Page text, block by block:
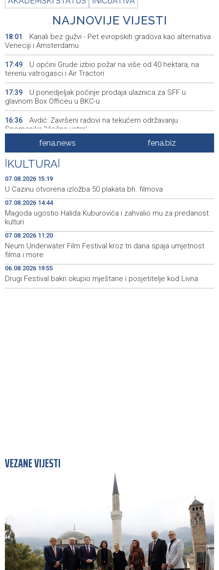
NAJNOVIJE VIJESTI
18:01
Kanali bez gužvi - Pet evropskih gradova kao alternativa
Veneciji i Amsterdamu
17:49
U općini Grude izbio požar na više od 40 hektara, na
terenu vatrogasci i Air Tractori
17:39
U ponedjeljak počinje prodaja ulaznica za SFF u
glavnom Box Officeu u BKC-u
16:36
Avdić: Završeni radovi na tekućem održavanju
Spomenika 'Vječna vatra'
Dva Air Tractora gase požar u Konjicu, u subotu stiže i
treći
15:58
Meta kažnjena sa dodatnih 567 miliona dolara zbog
ugrožavanja sigurnosti djece
15:52
Privredna Banka Sarajevo ušla u sastav indeksa SASX-
10 umjesto Rudnika Soli Tuzla
15:46
Oko 150 izlagača stiže u Gradačac na 53. Međunarodni
15:44
Španija postavila ultimatum Italiji da ukine granične
kontrole
15:42
Goražde residents protest over repeated water
fena.news fena.biz
KULTURA
07.08.2026 15:19
U Cazinu otvorena izložba 50 plakata bh. filmova
07.08.2026 14:44
Magoda ugostio Halida Kuburovića i zahvalio mu za predanost
kulturi
07.08.2026 11:20
Neum Underwater Film Festival kroz tri dana spaja umjetnost
filma i more
06.08.2026 19:55
Drugi Festival bakri okupio mještane i posjetitelje kod Livna
VEZANE VIJESTI